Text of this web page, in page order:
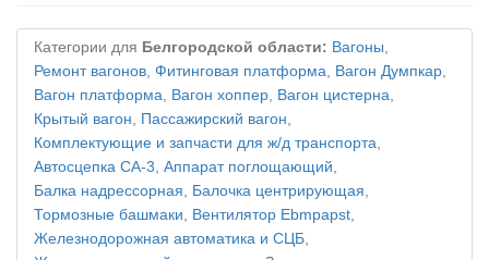
Категории для Белгородской области: Вагоны,
Ремонт вагонов, Фитинговая платформа, Вагон Думпкар,
Вагон платформа, Вагон хоппер, Вагон цистерна,
Крытый вагон, Пассажирский вагон,
Комплектующие и запчасти для ж/д транспорта,
Автосцепка СА-3, Аппарат поглощающий,
Балка надрессорная, Балочка центрирующая,
Тормозные башмаки, Вентилятор Ebmpapst,
Железнодорожная автоматика и СЦБ,